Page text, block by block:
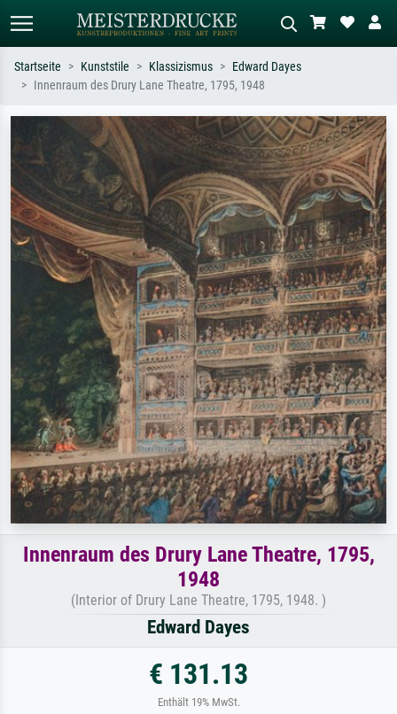
Suchen Sie nach Künstlern, Werktiteln
oder Stilen – z.B. Monet,
Sternennacht, Impressionismus, Welle
Hokusai, Akt.
Beschreiben Sie die Szene – z.B. Grüne
Wiese, Abstrakt mit viel Rot, Dunkles
Ölgemälde, Stehender Akt neben einem
Baum.
Startseite Kunststile Klassizismus
Edward Dayes
Innenraum des Drury Lane Theatre, 1795, 1948
Innenraum des Drury Lane Theatre, 1795,
1948
(Interior of Drury Lane Theatre, 1795, 1948. )
Edward Dayes
€ 131.13
Enthält 19% MwSt.